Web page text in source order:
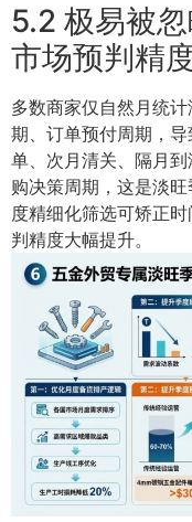
5.2 极易被
市场预判精
多数商家仅自然月统
期、订单预付周期，
单、次月清关、隔月
购决策周期，这是淡
度精细化筛选可矫正
判精度大幅提升。